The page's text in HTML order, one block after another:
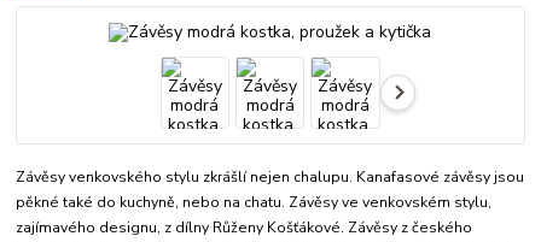
Závěsy venkovského stylu zkrášlí nejen chalupu. Kanafasové závěsy jsou
pěkné také do kuchyně, nebo na chatu. Závěsy ve venkovském stylu,
zajímavého designu, z dílny Růženy Košťákové. Závěsy z českého